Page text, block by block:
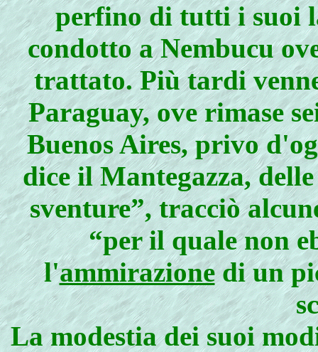
perfino di tutti i suoi
condotto a Nembucu
trattato. Più tardi
Paraguay, ove rimase
Buenos Aires, privo
dice il Mantegazza,
sventure”, tracciò
“per il quale non
l'ammirazionedi un
La modestia dei suoi